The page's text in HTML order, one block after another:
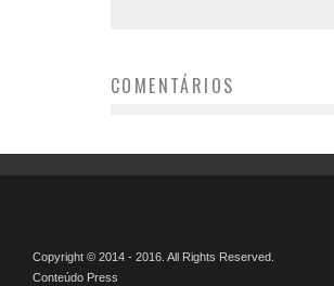
COMENTÁRIOS
Copyright © 2014 - 2016. All Rights Reserved.
Conteúdo Press